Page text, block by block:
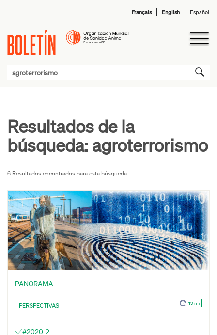
Français English Español
Resultados de la
búsqueda: agroterrorismo
6 Resultados encontrados para esta búsqueda.
PANORAMA
PERSPECTIVAS 19 mn
#2020-2